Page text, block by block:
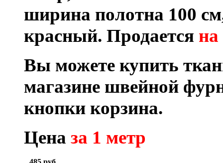
ширина полотна 100
красный. Продается
Вы можете купить
магазине швейной
кнопки корзина.
Цена за 1 метр